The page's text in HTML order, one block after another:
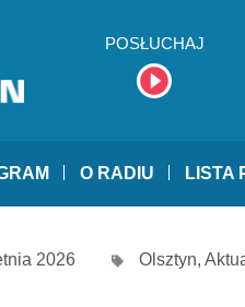
POSŁUCHAJ
O RADIU LISTA
2026 Olsztyn,